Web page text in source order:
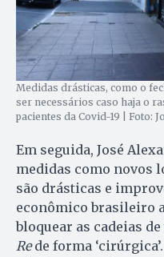
Medidas drásticas, como o
ser necessários caso haja o
pacientes da Covid-19 | Foto:
Em seguida, José
medidas como novos
são drásticas e
econômico brasileiro
bloquear as cadeias
Rede forma